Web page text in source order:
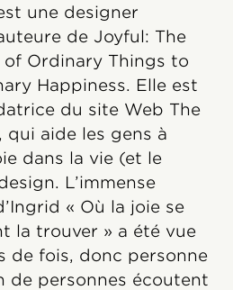
une designer
de Joyful: The
Ordinary Things to
Happiness. Elle est
du site Web The
qui aide les gens à
dans la vie (et le
L’immense
« Où la joie se
la trouver » a été vue
de fois, donc personne
de personnes écoutent